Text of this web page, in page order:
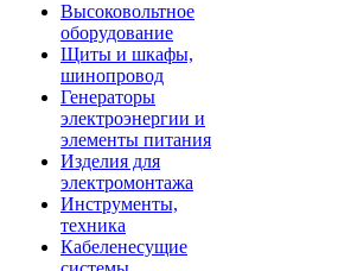
Высоковольтное
оборудование
Щиты и шкафы,
шинопровод
Генераторы
электроэнергии и
элементы питания
Изделия для
электромонтажа
Инструменты,
техника
Кабеленесущие